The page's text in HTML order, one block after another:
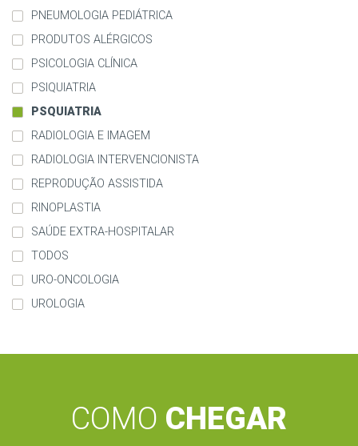
PNEUMOLOGIA PEDIÁTRICA
PRODUTOS ALÉRGICOS
PSICOLOGIA CLÍNICA
PSIQUIATRIA
PSQUIATRIA
RADIOLOGIA E IMAGEM
RADIOLOGIA INTERVENCIONISTA
REPRODUÇÃO ASSISTIDA
RINOPLASTIA
SAÚDE EXTRA-HOSPITALAR
TODOS
URO-ONCOLOGIA
UROLOGIA
COMO CHEGAR